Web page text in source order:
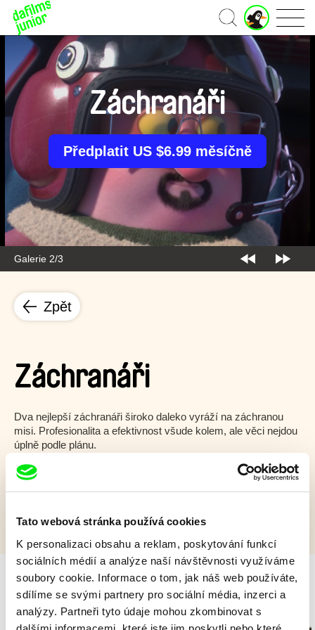
Tato webová stránka používá cookies
K personalizaci obsahu a reklam, poskytování funkcí
sociálních médií a analýze naší návštěvnosti využíváme
soubory cookie. Informace o tom, jak náš web používáte,
sdílíme se svými partnery pro sociální média, inzerci a
analýzy. Partneři tyto údaje mohou zkombinovat s
Domů
J
u
n
o
e
Galerie 2/3
Záchranáři
Předplatit US $6.99 měsíčně
Zpět
Záchranáři
Dva nejlepší záchranáři široko daleko vyráží na záchranou
misi. Profesionalita a efektivnost všude kolem, ale věci nejdou
úplně podle plánu.
Zobrazit více
Milý tati - speciál